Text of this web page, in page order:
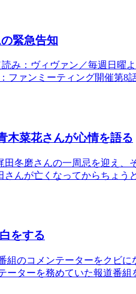
緊急告知
み：ヴィヴァン／毎週日曜
ファンミーティング開催第8
木菜花さんが心情を語る
冬磨さんの一周忌を迎え、
んが亡くなってからちょう
をする
のコメンテーターをクビに
ターを務めていた報道番組